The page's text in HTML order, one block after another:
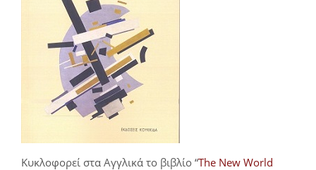
Κυκλοφορεί στα Αγγλικά το βιβλίο “The New World